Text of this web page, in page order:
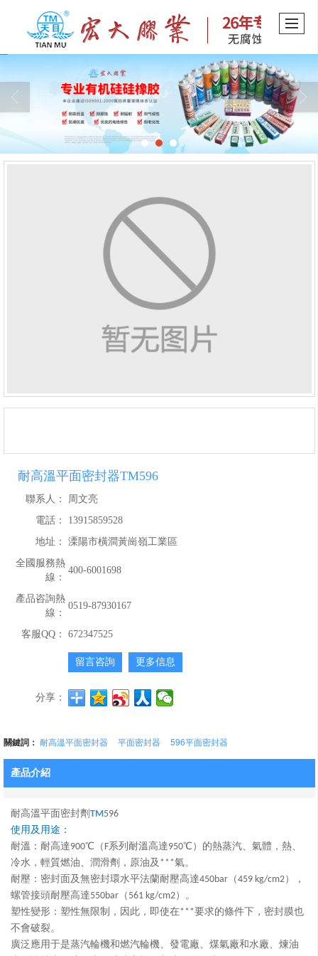
耐高溫平面密封器TM596
聯系人：
周文亮
電話：
13915859528
地址：
溧陽市橫澗黃崗嶺工業區
全國服務熱
線：
400-6001698
產品咨詢熱
線：
0519-87930167
客服QQ： 672347525
留言咨詢 更多信息
分享：
關鍵詞： 耐高溫平面密封器 平面密封器 596平面密封器
產品介紹
耐高溫平面密封劑TM596
使用及用途：
耐溫：耐高達900℃（F系列耐溫高達950℃）的熱蒸汽、氣體，熱、
冷水，輕質燃油、潤滑劑，原油及***氣。
耐壓：密封面及無密封環水平法蘭耐壓高達450bar（459 kg/cm2），
螺管接頭耐壓高達550bar（561 kg/cm2）。
塑性變形：塑性無限制，因此，即使在***要求的條件下，密封膜也
不會破裂。
廣泛應用于是蒸汽輪機和燃汽輪機、 發電廠、煤氣廠和水廠、煉油